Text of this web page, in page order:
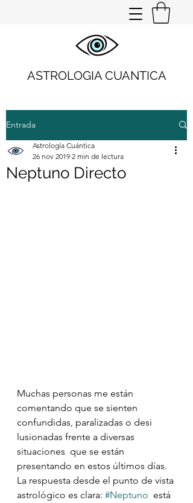
ASTROLOGIA CUANTICA
Entrada
Neptuno Directo
Astrología Cuántica
26 nov 2019 2 min de lectura
Muchas personas me están
comentando que se sienten
confundidas, paralizadas o desi
lusionadas frente a diversas
situaciones  que se están
presentando en estos últimos días.
La respuesta desde el punto de vista
astrológico es clara: #Neptuno
  está